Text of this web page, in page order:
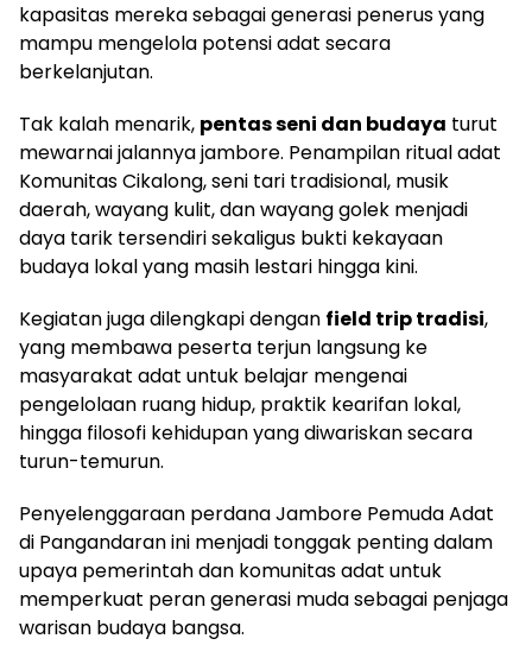
kapasitas mereka sebagai generasi penerus yang
mampu mengelola potensi adat secara
berkelanjutan.
Tak kalah menarik, pentas seni dan budaya turut
mewarnai jalannya jambore. Penampilan ritual adat
Komunitas Cikalong, seni tari tradisional, musik
daerah, wayang kulit, dan wayang golek menjadi
daya tarik tersendiri sekaligus bukti kekayaan
budaya lokal yang masih lestari hingga kini.
Kegiatan juga dilengkapi dengan field trip tradisi,
yang membawa peserta terjun langsung ke
masyarakat adat untuk belajar mengenai
pengelolaan ruang hidup, praktik kearifan lokal,
hingga filosofi kehidupan yang diwariskan secara
turun-temurun.
Penyelenggaraan perdana Jambore Pemuda Adat
di Pangandaran ini menjadi tonggak penting dalam
upaya pemerintah dan komunitas adat untuk
memperkuat peran generasi muda sebagai penjaga
warisan budaya bangsa.